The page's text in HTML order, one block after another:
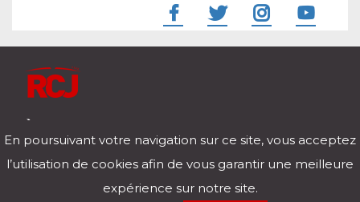
Télécharger notre application pour iOs et Android
En poursuivant votre navigation sur ce site, vous acceptez
l’utilisation de cookies afin de vous garantir une meilleure
expérience sur notre site.